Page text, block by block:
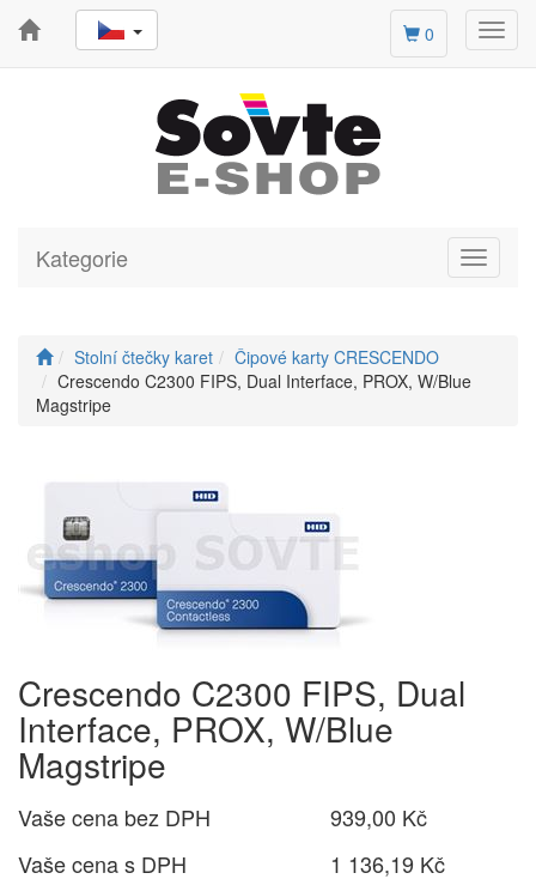
0
Toggle
Kategorie
Stolní čtečky karet
Čipové karty CRESCENDO
Crescendo C2300 FIPS, Dual Interface, PROX, W/Blue
Magstripe
Crescendo C2300 FIPS, Dual
Interface, PROX, W/Blue
Magstripe
Vaše cena bez DPH
939,00 Kč
Vaše cena s DPH
1 136,19 Kč